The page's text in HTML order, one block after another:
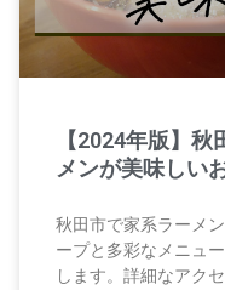
【2024年版】
メンが美味しい
秋田市で家系ラーメ
ープと多彩なメニュ
します。詳細なアク